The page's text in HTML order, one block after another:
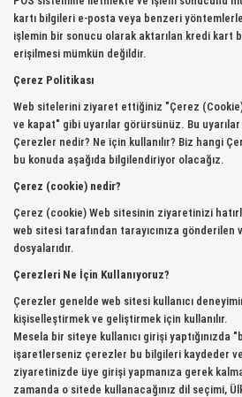
kartı bilgileri e-posta veya benzeri
işlemin bir sonucu olarak aktarılan kredi kart
erişilmesi mümkün değildir.
Çerez Politikası
Web sitelerini ziyaret ettiğiniz "Çerez (Cookie)
ve kapat" gibi uyarılar görürsünüz. Bu
Çerezler nedir? Ne için kullanılır? Biz hangi
bu konuda aşağıda bilgilendiriyor olacağız.
Çerez (cookie) nedir?
Çerez (cookie) Web sitesinin ziyaretinizi
web sitesi tarafından tarayıcınıza gönderilen
dosyalarıdır.
Çerezleri Ne İçin Kullanıyoruz?
Çerezler genelde web sitesi kullanıcı
kişiselleştirmek ve geliştirmek için kullanılır.
Mesela bir siteye kullanıcı girişi yaptığınızda
işaretlerseniz çerezler bu bilgileri kaydeder
ziyaretinizde üye girişi yapmanıza gerek
zamanda o sitede kullanacağınız dil seçimi,